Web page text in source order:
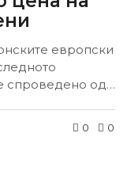
европски
спроведено од
0
0